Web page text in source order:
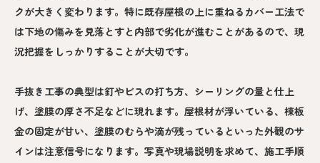
クが大きく変わります。特に既存屋根の上に重ねるカバー工法で
は下地の傷みを見落とすと内部で劣化が進むことがあるので、現
況把握をしっかりすることが大切です。
手抜き工事の典型は釘やビスの打ち方、シーリングの量と仕上
げ、塗膜の厚さ不足などに現れます。屋根材が浮いている、棟板
金の固定が甘い、塗膜のむらや滴が残っているといった外観のサ
インは注意信号になります。写真や現場説明を求めて、施工手順